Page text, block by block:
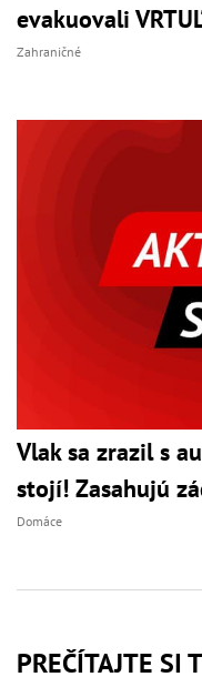
evakuovali
Zahraničné
Vlak sa zrazil s
stojí! Zasahujú
Domáce
PREČÍTAJTE SI